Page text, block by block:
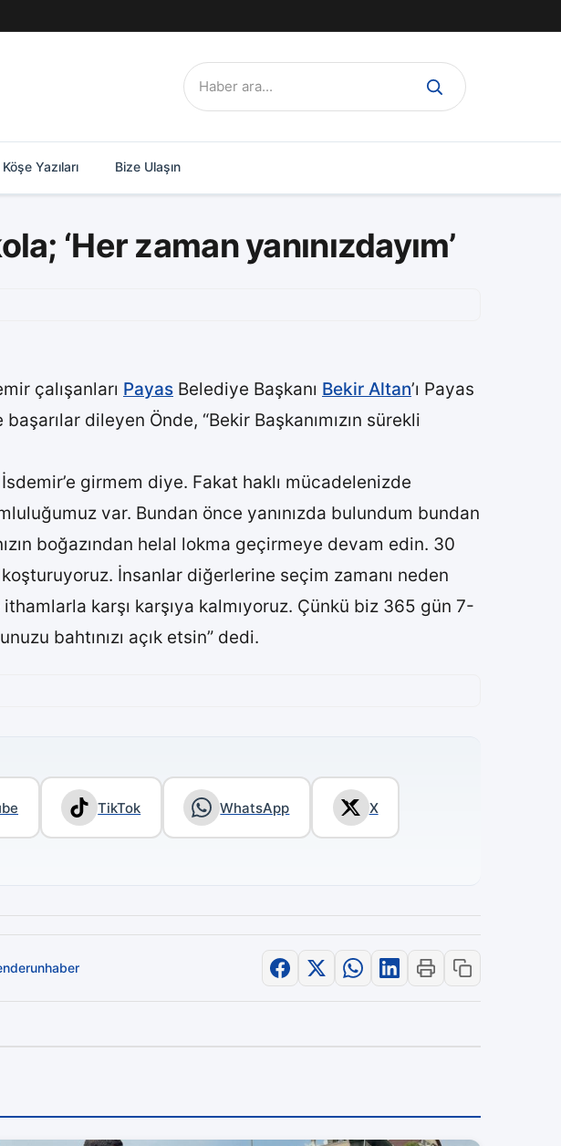
Ara:
Köşe Yazıları Bize Ulaşın
‘Her zaman yanınızdayım’
çalışanları Payas Belediye Başkanı Bekir Altan’ı Payas
dileyen Önde, “Bekir Başkanımızın sürekli
girmem diye. Fakat haklı mücadelenizde
var. Bundan önce yanınızda bulundum bundan
boğazından helal lokma geçirmeye devam edin. 30
İnsanlar diğerlerine seçim zamanı neden
karşı karşıya kalmıyoruz. Çünkü biz 365 gün 7-
bahtınızı açık etsin” dedi.
TikTok WhatsApp X